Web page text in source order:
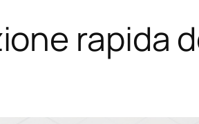
rapida